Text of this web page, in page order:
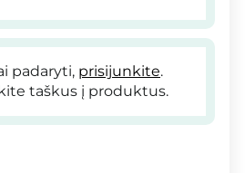
padaryti, prisijunkite.
taškus į produktus.